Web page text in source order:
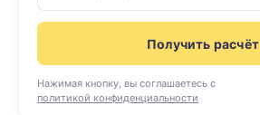
Получить расчёт
Нажимая кнопку, вы соглашаетесь с
политикой конфиденциальности